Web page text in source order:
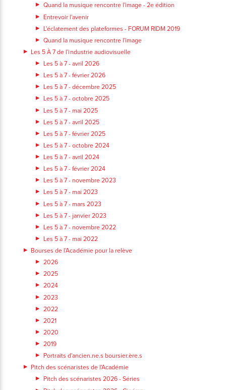
Quand la musique rencontre l'image - 2e édition
Entrevoir l'avenir
L'éclatement des plateformes - FORUM RIDM 2019
Quand la musique rencontre l'image
Les 5 À 7 de l'industrie audiovisuelle
Les 5 à 7 - avril 2026
Les 5 à 7 - février 2026
Les 5 à 7 - décembre 2025
Les 5 à 7 - octobre 2025
Les 5 à 7 - mai 2025
Les 5 à 7 - avril 2025
Les 5 à 7 - février 2025
Les 5 à 7 - octobre 2024
Les 5 à 7 - avril 2024
Les 5 à 7 - février 2024
Les 5 à 7 - novembre 2023
Les 5 à 7 - mai 2023
Les 5 à 7 - mars 2023
Les 5 à 7 - janvier 2023
Les 5 à 7 - novembre 2022
Les 5 à 7 - mai 2022
Bourses de l'Académie pour la relève
2026
2025
2024
2023
2022
2021
2020
2019
Portraits d'ancien.ne.s boursier.ère.s
Pitch des scénaristes de l'Académie
Pitch des scénaristes 2026 - Séries